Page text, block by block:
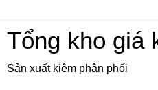
Tổng kho giá
Sản xuất kiêm phân phối